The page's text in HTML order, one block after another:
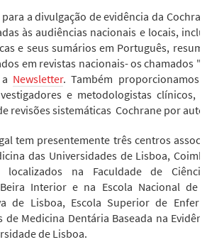
a divulgação de evidência da
às audiências nacionais e locais,
e seus sumários em Português,
em revistas nacionais- os chamados "
Newsletter. Também proporcionamos
e metodologistas clínicos,
revisões sistemáticas Cochrane por
tem presentemente três centros
das Universidades de Lisboa,
localizados na Faculdade de
Interior e na Escola Nacional de
de Lisboa, Escola Superior de
de Medicina Dentária Baseada na
de Lisboa.